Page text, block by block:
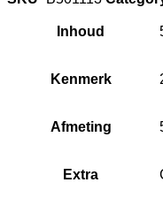
Inhoud
Kenmerk
Afmeting
Extra